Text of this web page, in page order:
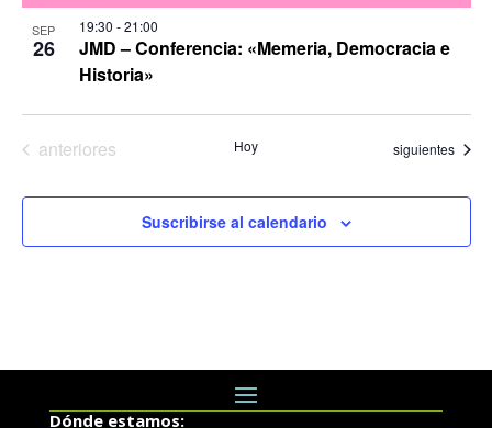
SEP
26
JMD – Conferencia: «Memeria, Democracia e
Historia»
19:30 -21:00
Eventos
anteriores Hoy Eventos
siguientes
Suscribirse al calendario
Dónde estamos: